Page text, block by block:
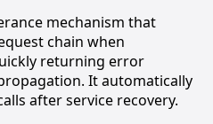
mechanism that
chain when
returning error
It automatically
after service recovery.